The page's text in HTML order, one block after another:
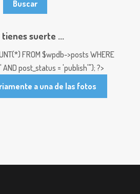
tienes suerte ...
FROM $wpdb->posts WHERE
post_status = 'publish'"); ?>
a una de las fotos